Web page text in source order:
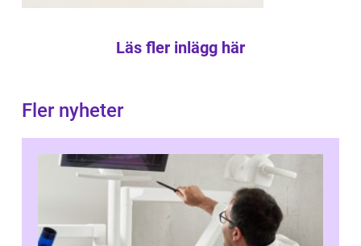
Läs fler inlägg här
Fler nyheter